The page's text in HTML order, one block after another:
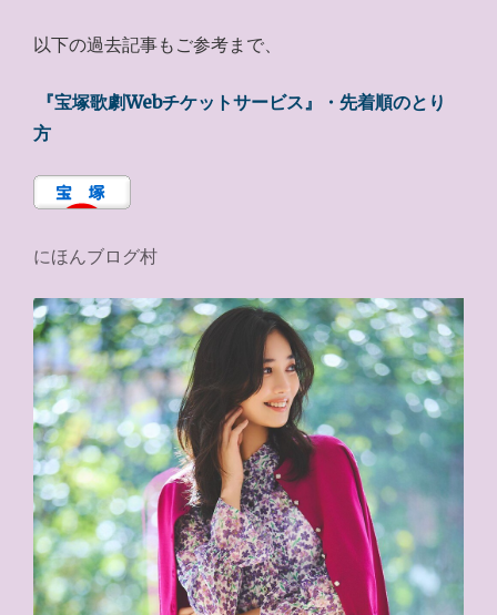
以下の過去記事もご参考まで、
『宝塚歌劇Webチケットサービス』・先着順のとり
方
にほんブログ村